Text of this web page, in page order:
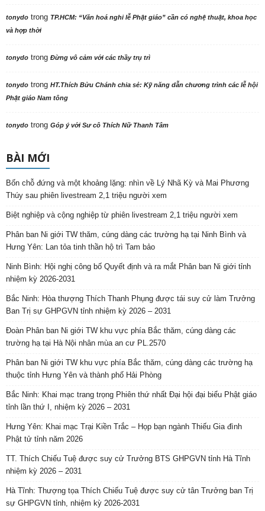
tonydo trong TP.HCM: “Văn hoá nghi lễ Phật giáo” cần có nghệ thuật, khoa học
và hợp thời
tonydo trong Đừng vô cảm với các thầy trụ trì
tonydo trong HT.Thích Bửu Chánh chia sẻ: Kỹ năng dẫn chương trình các lễ hội
Phật giáo Nam tông
tonydo trong Góp ý với Sư cô Thích Nữ Thanh Tâm
BÀI MỚI
Bốn chỗ đứng và một khoảng lặng: nhìn về Lý Nhã Kỳ và Mai Phương
Thúy sau phiên livestream 2,1 triệu người xem
Biệt nghiệp và cộng nghiệp từ phiên livestream 2,1 triệu người xem
Phân ban Ni giới TW thăm, cúng dàng các trường hạ tại Ninh Bình và
Hưng Yên: Lan tỏa tinh thần hộ trì Tam bảo
Ninh Bình: Hội nghị công bố Quyết định và ra mắt Phân ban Ni giới tỉnh
nhiệm kỳ 2026-2031
Bắc Ninh: Hòa thượng Thích Thanh Phụng được tái suy cử làm Trưởng
Ban Trị sự GHPGVN tỉnh nhiệm kỳ 2026 – 2031
Đoàn Phân ban Ni giới TW khu vực phía Bắc thăm, cúng dàng các
trường hạ tại Hà Nội nhân mùa an cư PL.2570
Phân ban Ni giới TW khu vực phía Bắc thăm, cúng dàng các trường hạ
thuộc tỉnh Hưng Yên và thành phố Hải Phòng
Bắc Ninh: Khai mạc trang trọng Phiên thứ nhất Đại hội đại biểu Phật giáo
tỉnh lần thứ I, nhiệm kỳ 2026 – 2031
Hưng Yên: Khai mạc Trại Kiền Trắc – Họp bạn ngành Thiếu Gia đình
Phật tử tỉnh năm 2026
TT. Thích Chiếu Tuệ được suy cử Trưởng BTS GHPGVN tỉnh Hà Tĩnh
nhiệm kỳ 2026 – 2031
Hà Tĩnh: Thượng tọa Thích Chiếu Tuệ được suy cử tân Trưởng ban Trị
sự GHPGVN tỉnh, nhiệm kỳ 2026-2031